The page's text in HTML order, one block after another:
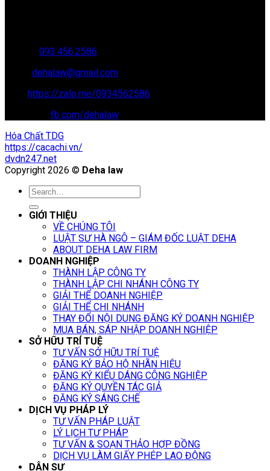
093.456.2586
dehalaw@gmail.com
https://zalo.me/0934562586
fb.com/dehalaw
Hóa Chất TDG
https://cacachi.vn/
dvdn247.net
Copyright 2026 © Deha law
GIỚI THIỆU
VỀ CHÚNG TÔI
LUẬT SƯ HÀ NGÔ – GIÁM ĐỐC LUẬT DEHA
ABOUT DEHA LAW FIRM
DOANH NGHIỆP
THÀNH LẬP CÔNG TY
THÀNH LẬP CHI NHÁNH CÔNG TY
GIẢI THỂ DOANH NGHIỆP
GIẢI THỂ CHI NHÁNH
THAY ĐỔI NỘI DUNG ĐĂNG KÝ DOANH NGHIỆP
MUA BÁN, SÁP NHẬP DOANH NGHIỆP
SỞ HỮU TRÍ TUỆ
TƯ VẤN SỞ HỮU TRÍ TUỆ
ĐĂNG KÝ BẢO HỘ NHÃN HIỆU
ĐĂNG KÝ KIỂU DÁNG CÔNG NGHIỆP
ĐĂNG KÝ QUYỀN TÁC GIẢ
ĐĂNG KÝ SÁNG CHẾ
DỊCH VỤ PHÁP LÝ
TƯ VẤN PHÁP LUẬT
LÝ LỊCH TƯ PHÁP
TƯ VẤN & SOẠN THẢO HỢP ĐỒNG
DỊCH VỤ LÀM GIẤY PHÉP LAO ĐỘNG
DÂN SỰ